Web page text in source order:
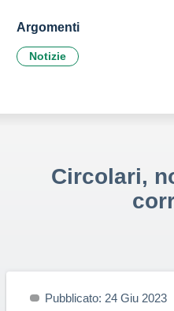
Argomenti
Notizie
Circolari,
Pubblicato: 24 Giu 2023